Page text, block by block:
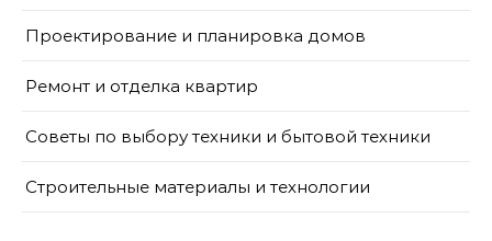
Проектирование и планировка домов
Ремонт и отделка квартир
Советы по выбору техники и бытовой техники
Строительные материалы и технологии